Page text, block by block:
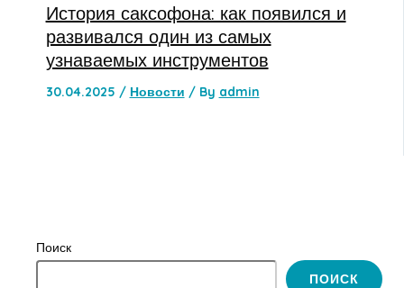
Поиск
ПОИСК
История саксофона: как появился и
развивался один из самых
узнаваемых инструментов
30.04.2025 / Новости / By admin